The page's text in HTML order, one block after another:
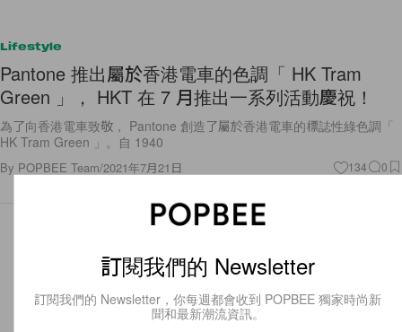
Lifestyle
Pantone 推出屬於香港電車的色調「 HK Tram
Green 」， HKT 在 7 月推出一系列活動慶祝！
為了向香港電車致敬， Pantone 創造了屬於香港電車的標誌性綠色調「
HK Tram Green 」。自 1940
By POPBEE Team/2021年7月21日 134 0
訂閱我們的 Newsletter
訂閱我們的 Newsletter，你每週都會收到 POPBEE 獨家時尚新
聞和最新潮流資訊。